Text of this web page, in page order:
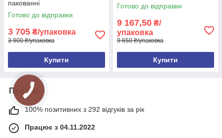
пакованні
Готово до відправки
3 705 ₴/упаковка
3 900 ₴/упаковка
Купити
Готово до відправки
9 167,50 ₴/
упаковка
9 650 ₴/упаковка
Купити
Про нас
100% позитивних з 292 відгуків за рік
Працює з 04.11.2022